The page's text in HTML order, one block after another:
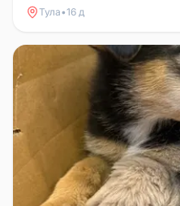
Тула•16 д